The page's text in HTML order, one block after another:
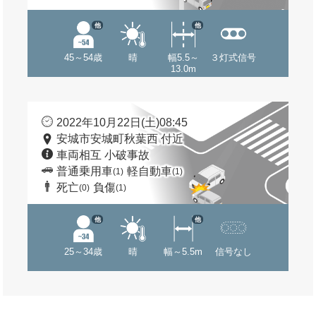
45～54歳
他
晴
幅5.5～
13.0m
他
３灯式信号
2022年10月22日(土)08:45
安城市安城町秋葉西 付近
車両相互 小破事故
普通乗用車(1) 軽自動車(1)
死亡(0) 負傷(1)
25～34歳
他
晴 幅～5.5m
他
信号なし